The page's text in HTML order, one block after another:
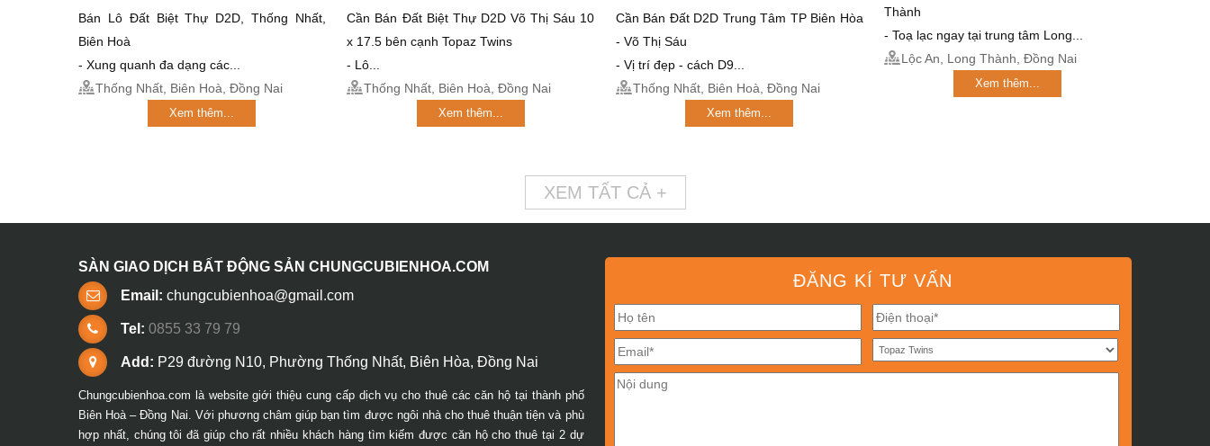
Bán Lô Đất Biệt Thự D2D, Thống Nhất,
Biên Hoà
- Xung quanh đa dạng các...
Thống Nhất, Biên Hoà, Đồng Nai
Xem thêm...
Cần Bán Đất Biệt Thự D2D Võ Thị Sáu 10
x 17.5 bên cạnh Topaz Twins
- Lô...
Thống Nhất, Biên Hoà, Đồng Nai
Xem thêm...
Cần Bán Đất D2D Trung Tâm TP Biên Hòa
- Võ Thị Sáu
- Vị trí đẹp - cách D9...
Thống Nhất, Biên Hoà, Đồng Nai
Xem thêm...
Thành
- Toạ lạc ngay tại trung tâm Long...
Lộc An, Long Thành, Đồng Nai
Xem thêm...
XEM TẤT CẢ +
ĐĂNG KÍ TƯ VẤN
SÀN GIAO DỊCH BẤT ĐỘNG SẢN CHUNGCUBIENHOA.COM
Email: chungcubienhoa@gmail.com
Tel: 0855 33 79 79
Add: P29 đường N10, Phường Thống Nhất, Biên Hòa, Đồng Nai
Chungcubienhoa.com là website giới thiệu cung cấp dịch vụ cho thuê các căn hộ tại thành phố
Biên Hoà – Đồng Nai. Với phương châm giúp bạn tìm được ngôi nhà cho thuê thuận tiện và phù
hợp nhất, chúng tôi đã giúp cho rất nhiều khách hàng tìm kiếm được căn hộ cho thuê tại 2 dự